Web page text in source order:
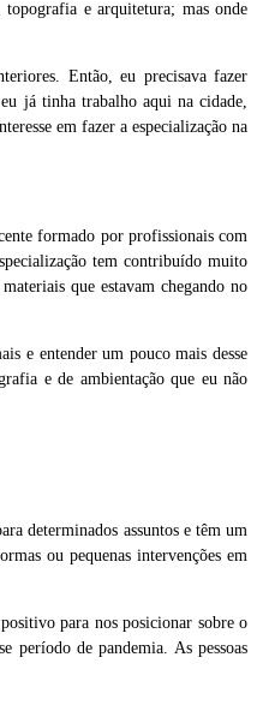
e arquitetura; mas onde
Então, eu precisava fazer
já tinha trabalho aqui na cidade,
em fazer a especialização na
formado por profissionais com
tem contribuído muito
que estavam chegando no
e entender um pouco mais desse
e de ambientação que eu não
determinados assuntos e têm um
ou pequenas intervenções em
para nos posicionar sobre o
período de pandemia. As pessoas